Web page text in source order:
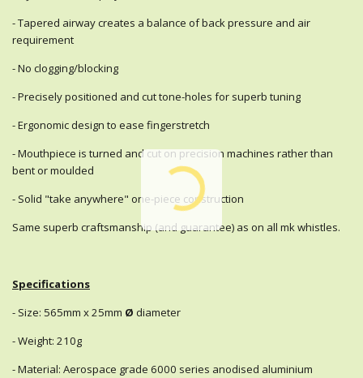
- Tapered airway creates a balance of back pressure and air
requirement
- No clogging/blocking
- Precisely positioned and cut tone-holes for superb tuning
- Ergonomic design to ease fingerstretch
- Mouthpiece is turned and cut on precision machines rather than
bent or moulded
- Solid "take anywhere" one-piece construction
Same superb craftsmanship (and guarantee) as on all mk whistles.
Specifications
- Size: 565mm x 25mm Ø diameter
- Weight: 210g
- Material: Aerospace grade 6000 series anodised aluminium